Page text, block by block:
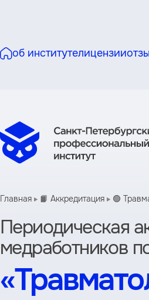
об институтелицензии
Главная 📙 Аккредитация 🟢
Периодическая
медработников